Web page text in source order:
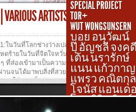
มิตา ฉัตรเรืองชัยVideo director: ธัญญภรณ์ เห
ภรณ์ เหลืองเงิน, วรัญญา ปคูณปัญญา
ธัญญภรณ์ เหลืองเงินSpecial Thanks:...
SPECIAL PROJECT
TOR+
WUT WONGSUNSERN
บอย อนุวัฒน์
ปุ๊ อัญชลี จงค
เต้น นรารักษ์
แนน แก้วกา
แพรว คณิตกุล
โจนัส แอนเด
โรส ศิรินทิพย์
ARTISTS...
ในวันที่โลกช่างว่างเปล่าในคืนที่ดูช่างเหน็บหน
ดร้ายในวันที่จิตใจหวั่นไหว กับความมืดมนPre-
ที่ส่องเข้ามาเป็นความหวังที่มีข้างในหัวใจช่วย
านจนได้มาพบสิ่งที่สวยงามChorus:ในค่ำคืนนี้
องให้มองเห็นรักของพระเจ้านำทางหัวใจ ให้ได้
นนี้ อยากให้เธอได้เห็นความรักยิ่งใหญ่เปิดใจยอ
ยู่ในความรักพระองค์พระเจ้าผู้เป็นความหวัง
วันที่เจอกับปัญหาจะทำเช่นไรแค่เพียงหลับตาอธิ